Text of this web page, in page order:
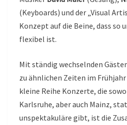
(Keyboards) und der „Visual
Konzept auf die Beine, dass so
flexibel ist.
Mit ständig wechselnden
zu ähnlichen Zeiten im
kleine Reihe Konzerte, die
Karlsruhe, aber auch Mainz,
unspektakuläre gibt, ist die